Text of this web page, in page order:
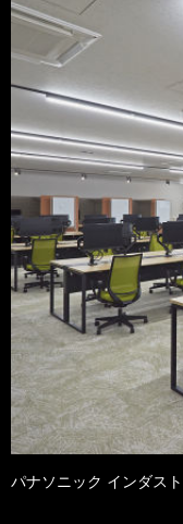
パナソニック インダス